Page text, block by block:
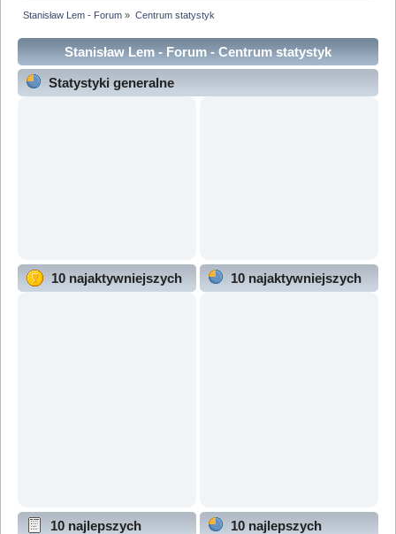
Stanisław Lem - Forum » Centrum statystyk
Stanisław Lem - Forum - Centrum statystyk
Statystyki generalne
10 najaktywniejszych
10 najaktywniejszych
10 najlepszych
10 najlepszych